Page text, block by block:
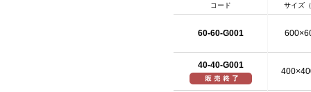
コード サイズ
60-60-G001
40-40-G001